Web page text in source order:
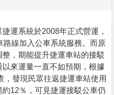
運系統於2008年正式營運，
路線加入公車系統服務。而原
，期能提升捷運車站的接駁
來運量一直不如預期，根據
發現民眾往返捷運車站使用
12％，可見捷運接駁公車仍